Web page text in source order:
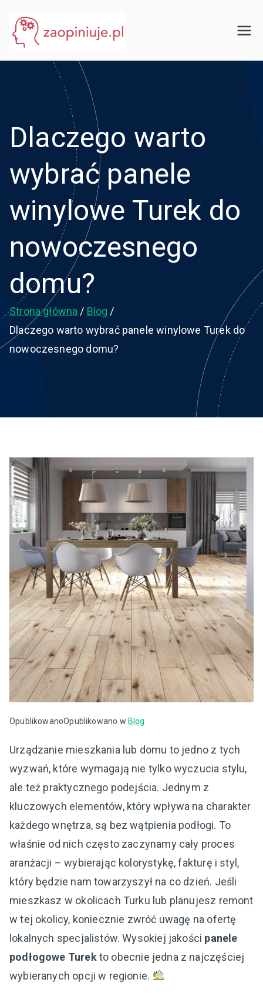
treści
Dlaczego warto
wybrać panele
winylowe Turek do
nowoczesnego
domu?
Strona główna
Blog
Dlaczego warto wybrać panele winylowe Turek do
nowoczesnego domu?
OpublikowanoOpublikowano w Blog
Urządzanie mieszkania lub domu to jedno z tych
wyzwań, które wymagają nie tylko wyczucia stylu,
ale też praktycznego podejścia. Jednym z
kluczowych elementów, który wpływa na charakter
każdego wnętrza, są bez wątpienia podłogi. To
właśnie od nich często zaczynamy cały proces
aranżacji – wybierając kolorystykę, fakturę i styl,
który będzie nam towarzyszył na co dzień. Jeśli
mieszkasz w okolicach Turku lub planujesz remont
w tej okolicy, koniecznie zwróć uwagę na ofertę
lokalnych specjalistów. Wysokiej jakości panele
podłogowe Turekto obecnie jedna z najczęściej
wybieranych opcji w regionie.